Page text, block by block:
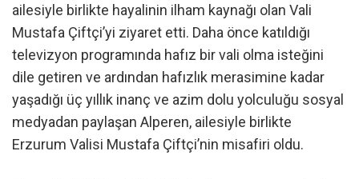
ailesiyle birlikte hayalinin ilham kaynağı olan Vali
Mustafa Çiftçi’yi ziyaret etti. Daha önce katıldığı
televizyon programında hafız bir vali olma isteğini
dile getiren ve ardından hafızlık merasimine kadar
yaşadığı üç yıllık inanç ve azim dolu yolculuğu sosyal
medyadan paylaşan Alperen, ailesiyle birlikte
Erzurum Valisi Mustafa Çiftçi’nin misafiri oldu.